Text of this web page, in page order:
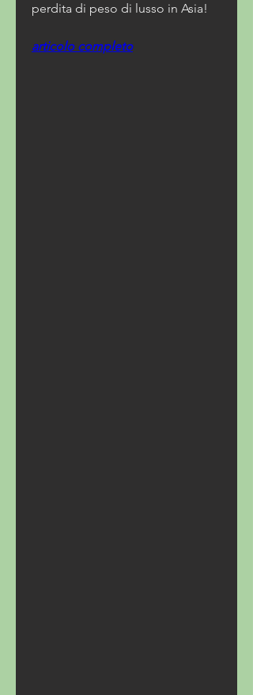
perdita di peso di lusso in Asia!
articolo completo